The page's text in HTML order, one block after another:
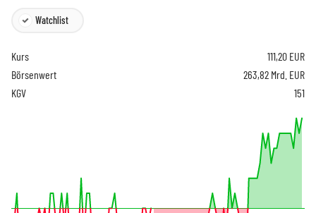
Watchlist
Kurs 111,20 EUR
Börsenwert
263,82 Mrd. EUR
KGV
151